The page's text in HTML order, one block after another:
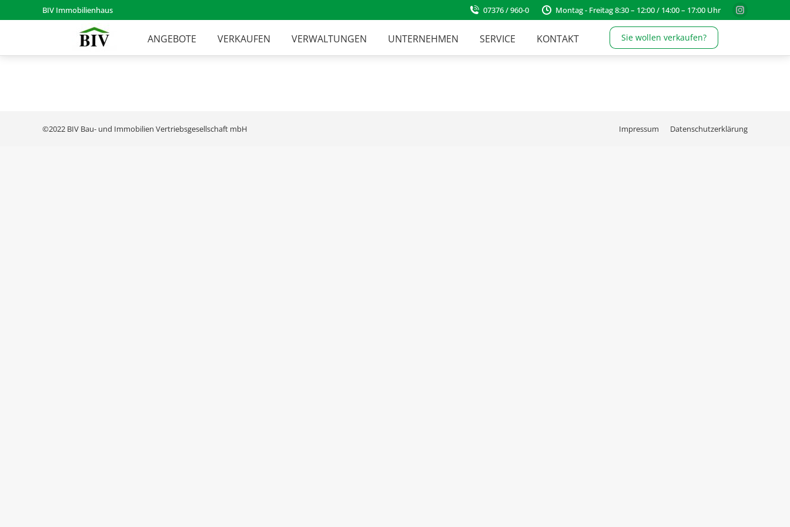
BIV Immobilienhaus 07376 / 960-0 Montag - Freitag 8:30 – 12:00 / 14:00 – 17:00 Uhr
Instagram
ANGEBOTE VERKAUFEN VERWALTUNGEN UNTERNEHMEN SERVICE KONTAKT Sie wollen verkaufen?
©2022 BIV Bau- und Immobilien Vertriebsgesellschaft mbH Impressum Datenschutzerklärung